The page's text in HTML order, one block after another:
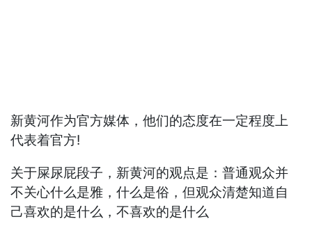
新黄河作为官方媒体，他们的态度在一定程度上
代表着官方!
关于屎尿屁段子，新黄河的观点是：普通观众并
不关心什么是雅，什么是俗，但观众清楚知道自
己喜欢的是什么，不喜欢的是什么